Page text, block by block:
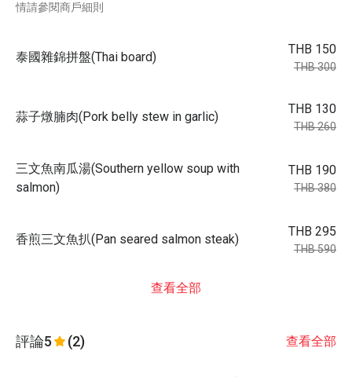
情請參閱商戶細則
泰國雜錦拼盤(Thai board)
THB 150
THB 300
蒜子燉腩肉(Pork belly stew in garlic)
THB 130
THB 260
三文魚南瓜湯(Southern yellow soup with
salmon)
THB 190
THB 380
香煎三文魚扒(Pan seared salmon steak)
THB 295
THB 590
查看全部
評論5 (2) 查看全部